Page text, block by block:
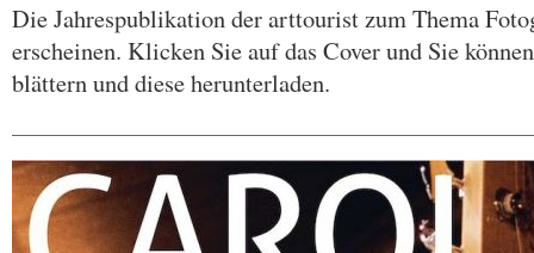
Die Jahrespublikation der arttourist zum Thema
erscheinen. Klicken Sie auf das Cover und Sie
blättern und diese herunterladen.